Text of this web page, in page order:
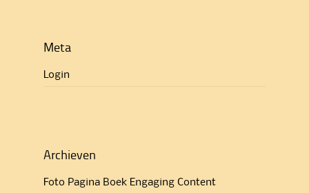
Meta
Login
Archieven
Foto Pagina Boek Engaging Content